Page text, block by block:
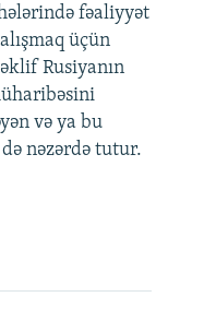
fəaliyyət
üçün
Rusiyanın
və ya bu
nəzərdə tutur.